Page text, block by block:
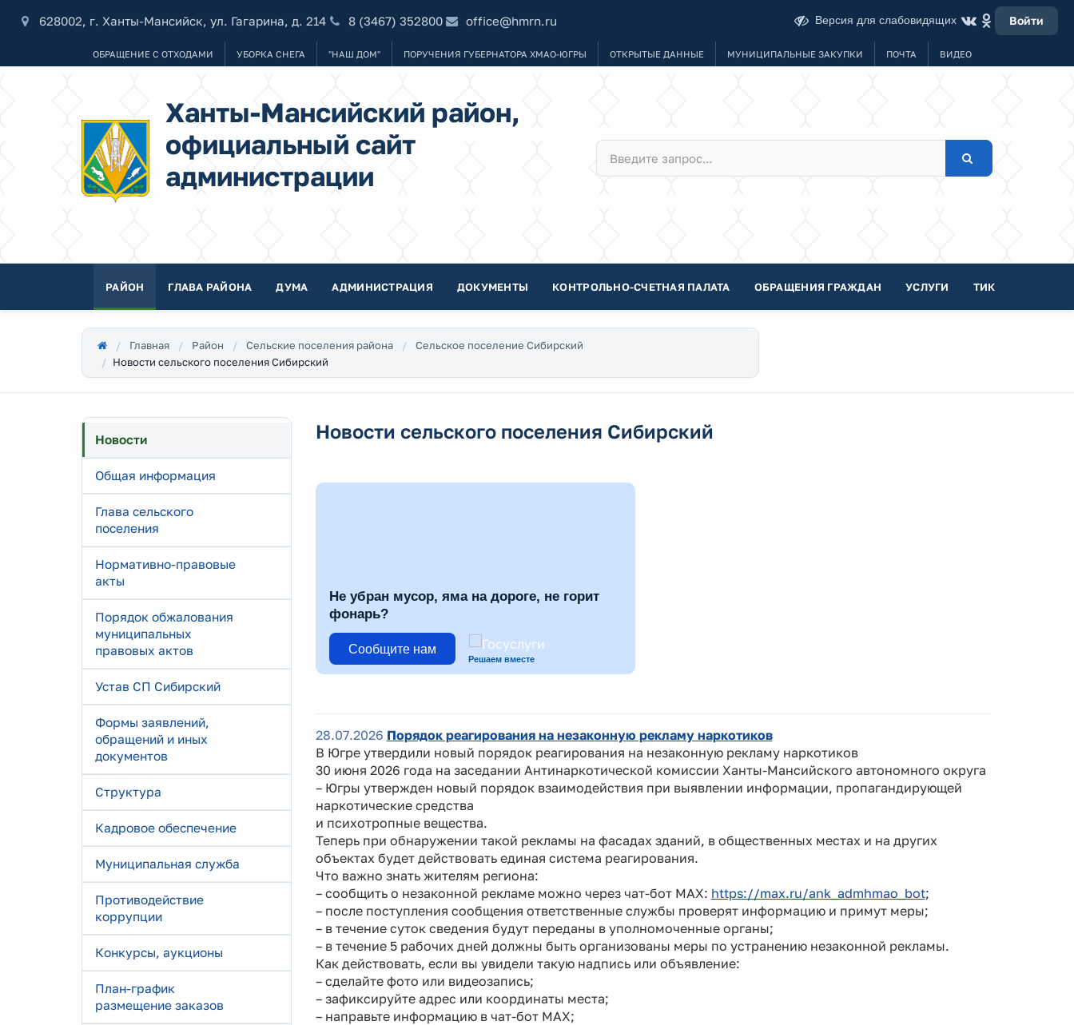
628002, г. Ханты-Мансийск, ул. Гагарина, д. 214 8 (3467) 352800 office@hmrn.ru Версия для слабовидящих Войти
ОБРАЩЕНИЕ С ОТХОДАМИ УБОРКА СНЕГА "НАШ ДОМ" ПОРУЧЕНИЯ ГУБЕРНАТОРА ХМАО-ЮГРЫ ОТКРЫТЫЕ ДАННЫЕ МУНИЦИПАЛЬНЫЕ ЗАКУПКИ ПОЧТА ВИДЕО
Ханты-Мансийский район,
официальный сайт
администрации
РАЙОН ГЛАВА РАЙОНА ДУМА АДМИНИСТРАЦИЯ ДОКУМЕНТЫ КОНТРОЛЬНО-СЧЕТНАЯ ПАЛАТА ОБРАЩЕНИЯ ГРАЖДАН УСЛУГИ ТИК
Главная Район Сельские поселения района
Сельское поселение Сибирский
Новости сельского поселения Сибирский
Новости
Общая информация
Глава сельского
поселения
Нормативно-правовые
акты
Порядок обжалования
муниципальных
правовых актов
Устав СП Сибирский
Формы заявлений,
обращений и иных
документов
Структура
Кадровое обеспечение
Муниципальная служба
Противодействие
коррупции
Конкурсы, аукционы
План-график
размещение заказов
Новости сельского поселения Сибирский
Не убран мусор, яма на дороге, не горит
фонарь?
Сообщите нам
Решаем вместе
28.07.2026 Порядок реагирования на незаконную рекламу наркотиков
В Югре утвердили новый порядок реагирования на незаконную рекламу наркотиков
30 июня 2026 года на заседании Антинаркотической комиссии Ханты-Мансийского автономного округа
– Югры утвержден новый порядок взаимодействия при выявлении информации, пропагандирующей
наркотические средства
и психотропные вещества.
Теперь при обнаружении такой рекламы на фасадах зданий, в общественных местах и на других
объектах будет действовать единая система реагирования.
Что важно знать жителям региона:
– сообщить о незаконной рекламе можно через чат-бот MAX: https://max.ru/ank_admhmao_bot;
– после поступления сообщения ответственные службы проверят информацию и примут меры;
– в течение суток сведения будут переданы в уполномоченные органы;
– в течение 5 рабочих дней должны быть организованы меры по устранению незаконной рекламы.
Как действовать, если вы увидели такую надпись или объявление:
– сделайте фото или видеозапись;
– зафиксируйте адрес или координаты места;
– направьте информацию в чат-бот MAX;